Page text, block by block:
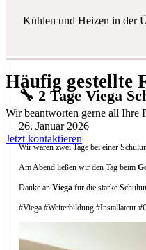
🔧 2 Tage Viega
26. Januar 2026
Wir waren zwei Tage bei einer
Am Abend ließen wir den Tag beim
Danke anViega für die starke
#Viega #Weiterbildung #Installateur
Kühlen und Heizen in der
Häufig gestellte
Wir beantworten gerne all Ihre
Jetzt kontaktieren
Welche Arten